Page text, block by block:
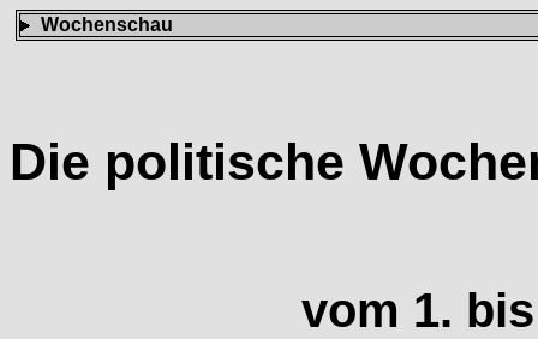
Wochenschau
Die politische
vom 1.